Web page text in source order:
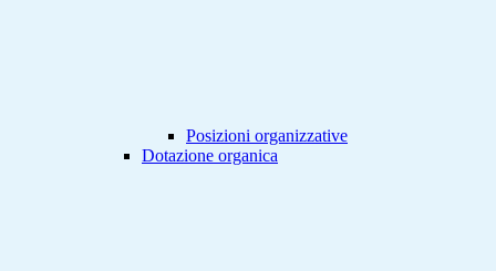
Posizioni organizzative
Dotazione organica